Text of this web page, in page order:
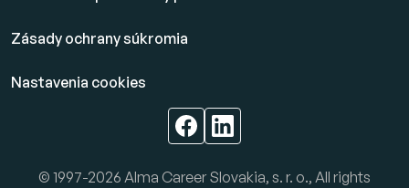
Zásady ochrany súkromia
Nastavenia cookies
© 1997-2026 Alma Career Slovakia, s. r. o., All rights